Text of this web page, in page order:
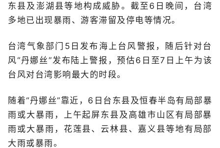
东县及澎湖县等地构成威胁。截至6日晚间，台湾
多地已出现暴雨、游客滞留及停电等情况。
台湾气象部门5日发布海上台风警报，随后针对台
风“丹娜丝”发布陆上警报，预估6日至7日上午为该
台风对台湾影响最大的时段。
随着“丹娜丝”靠近，6日台东县及恒春半岛有局部暴
雨或大暴雨，上午起屏东县及高雄市山区有局部暴
雨或大暴雨，花莲县、云林县、嘉义县等地有局部
大雨或暴雨。